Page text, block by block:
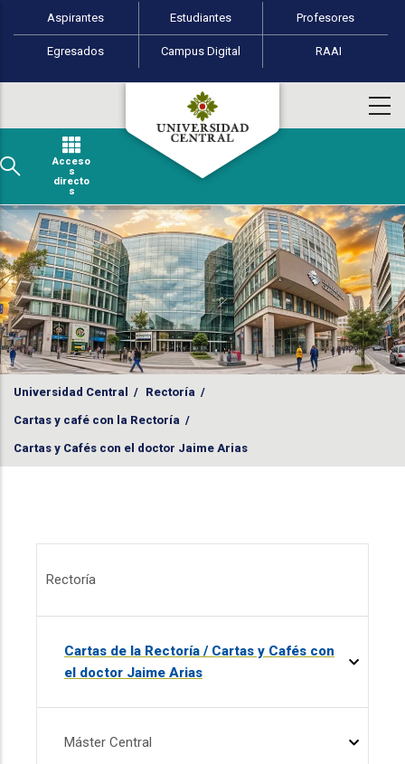
Pasar al contenido principal
Perfiles de usuario
Aspirantes Estudiantes Profesores
Egresados Campus Digital RAAI
Acceso
s
directo
s
Universidad Central / Rectoría /
Cartas y café con la Rectoría /
Cartas y Cafés con el doctor Jaime Arias
Rectoría
Cartas de la Rectoría / Cartas y Cafés con
el doctor Jaime Arias
Máster Central